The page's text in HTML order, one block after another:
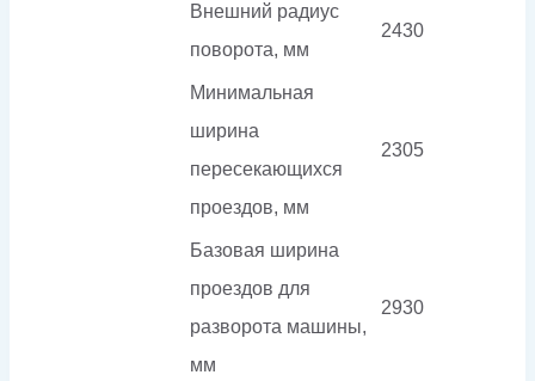
Внешний радиус
поворота, мм
2430
Минимальная
ширина
пересекающихся
проездов, мм
2305
Базовая ширина
проездов для
разворота машины,
мм
2930